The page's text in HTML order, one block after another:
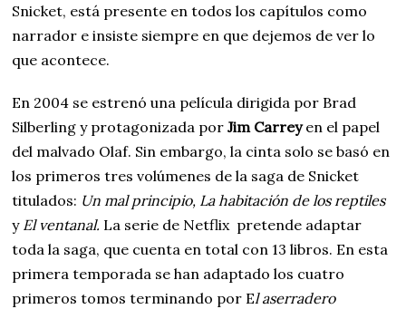
Snicket, está presente en todos los capítulos como
narrador e insiste siempre en que dejemos de ver lo
que acontece.
En 2004 se estrenó una película dirigida por Brad
Silberling y protagonizada porJim Carreyen el papel
del malvado Olaf. Sin embargo, la cinta solo se basó en
los primeros tres volúmenes de la saga de Snicket
titulados: Un mal principio, La habitación de los reptiles
yEl ventanal. La serie de Netflix pretende adaptar
toda la saga, que cuenta en total con 13 libros. En esta
primera temporada se han adaptado los cuatro
primeros tomos terminando por El aserradero